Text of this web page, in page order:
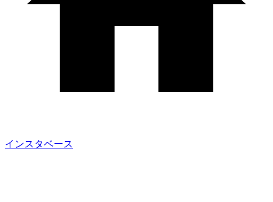
インスタベース